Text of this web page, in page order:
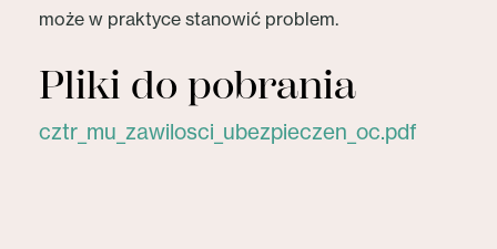
może w praktyce stanowić problem.
Pliki do pobrania
cztr_mu_zawilosci_ubezpieczen_oc.pdf